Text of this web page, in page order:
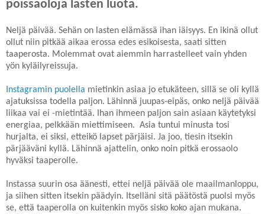
poissaoloja lasten luota.
Neljä päivää. Sehän on lasten elämässä ihan iäisyys. En ikinä ollut
ollut niin pitkää aikaa erossa edes esikoisesta, saati sitten
taaperosta. Molemmat ovat aiemmin harrastelleet vain yhden
yön kyläilyreissuja.
Instagramin puolella mietinkin asiaa jo etukäteen, sillä se oli kyllä
ajatuksissa todella paljon. Lähinnä juupas-eipäs, onko neljä päivää
liikaa vai ei -mietintää. Ihan ihmeen paljon sain asiaan käytetyksi
energiaa, pelkkään miettimiseen. Asia tuntui minusta tosi
hurjalta, ei siksi, etteikö lapset pärjäisi. Ja joo, tiesin itsekin
pärjääväni kyllä. Lähinnä ajattelin, onko noin pitkä erossaolo
hyväksi taaperolle.
Instassa suurin osa äänesti, ettei neljä päivää ole maailmanloppu,
ja siihen sitten itsekin päädyin. Itselläni sitä päätöstä puolsi myös
se, että taaperolla on kuitenkin myös sisko koko ajan mukana.